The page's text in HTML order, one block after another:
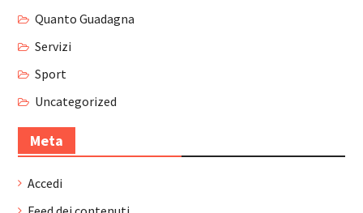
Quanto Guadagna
Servizi
Sport
Uncategorized
Meta
Accedi